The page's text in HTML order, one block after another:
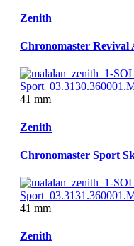
Zenith
Chronomaster Revival
41 mm
Zenith
Chronomaster Sport
41 mm
Zenith